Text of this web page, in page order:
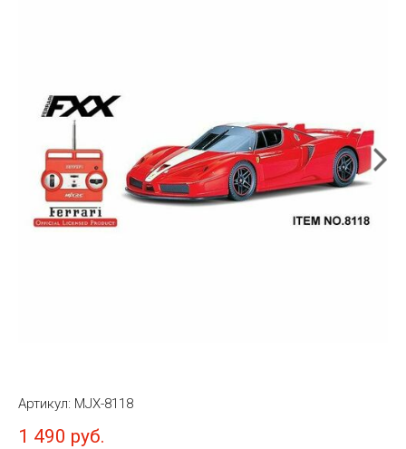
Артикул: MJX-8118
1 490 руб.